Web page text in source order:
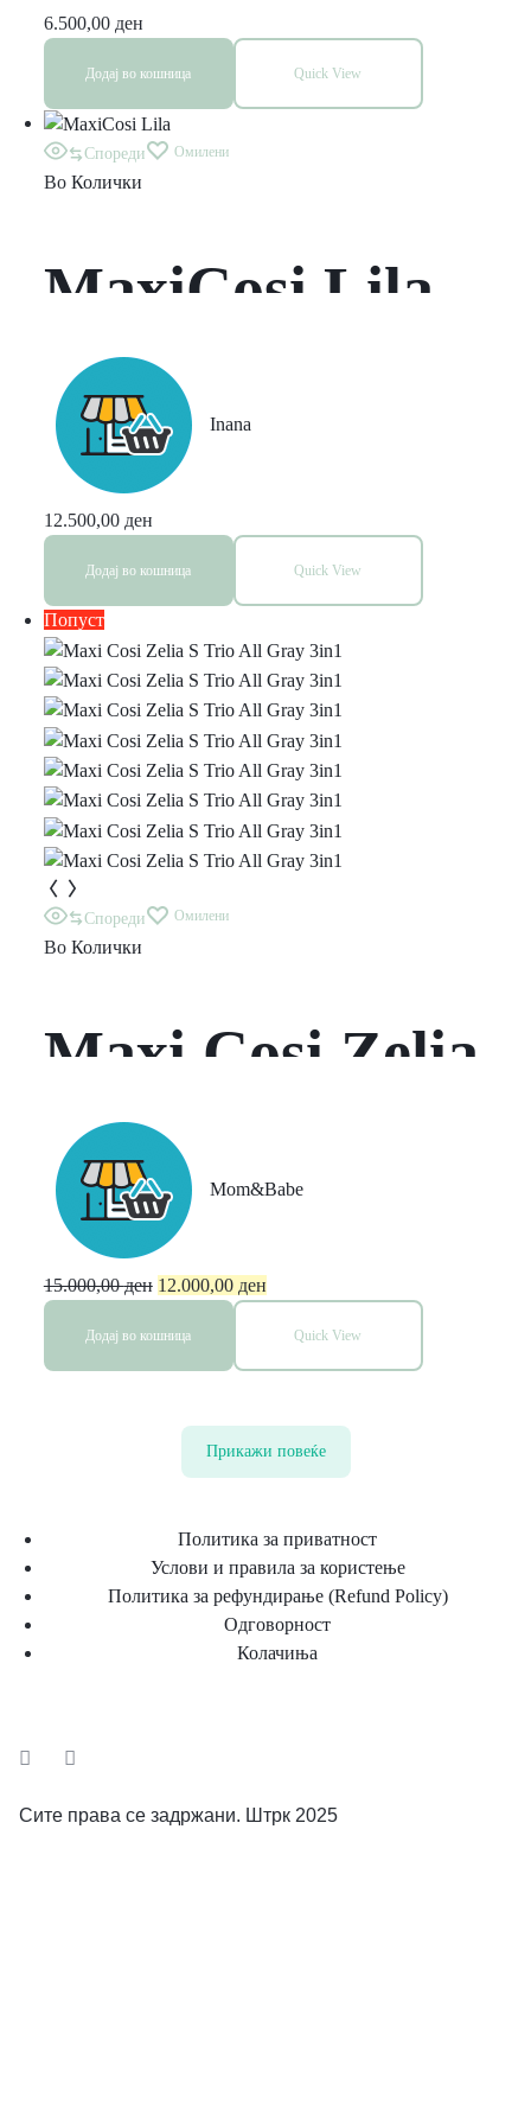
одлична
состојба.
6.500,00 ден
Додај во кошница Quick View
Спореди Омилени
Во Колички
MaxiCosi Lila
Inana
12.500,00 ден
Додај во кошница Quick View
Попуст
Спореди Омилени
Во Колички
Maxi Cosi Zelia
S Trio All Gray
3in1
Mom&Babe
15.000,00ден 12.000,00 ден
Додај во кошница Quick View
Прикажи повеќе
Политика за приватност
Услови и правила за користење
Политика за рефундирање (Refund Policy)
Одговорност
Колачиња
Сите права се задржани. Штрк 2025